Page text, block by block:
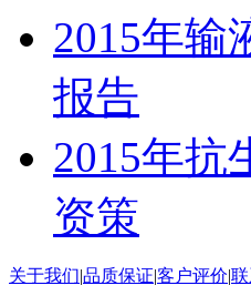
2015年输
报告
2015年抗
资策
关于我们|品质保证|客户评价|